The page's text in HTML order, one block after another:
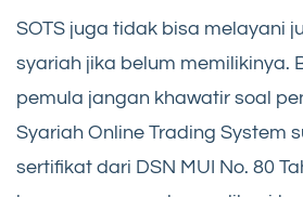
SOTS juga tidak bisa melayani
syariah jika belum memilikinya.
pemula jangan khawatir soal
Syariah Online Trading System
sertifikat dari DSN MUI No. 80